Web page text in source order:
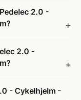
2.0 -
2.0 -
- Cykelhjelm -